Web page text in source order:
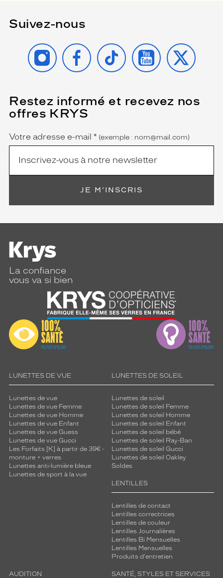
Suivez-nous
INSTAGRAMFACEBOOK
TIKTOK YOUTUBE
X
Restez informé et recevez nos
offres KRYS
Name
Votre adresse e-mail *
(Ce
champ
est
obligatoire)
(exemple : nom@mail.com)
JE M'INSCRIS
La confiance
vous va si bien
LUNETTES DE VUE
Lunettes de vue
Lunettes de vue Femme
Lunettes de vue Homme
Lunettes de vue Enfant
Lunettes de vue Guess
Lunettes de vue Gucci
Les Forfaits [K] à partir de 39€ -
monture + verres
Lunettes anti-lumière bleue
Lunettes de sport à la vue
LUNETTES DE SOLEIL
Lunettes de soleil
Lunettes de soleil Femme
Lunettes de soleil Homme
Lunettes de soleil Enfant
Lunettes de soleil bébé
Lunettes de soleil Ray-Ban
Lunettes de soleil Gucci
Lunettes de soleil Oakley
Soldes
LENTILLES
Lentilles de contact
Lentilles correctrices
Lentilles de couleur
Lentilles Journalières
Lentilles Bi Mensuelles
Lentilles Mensuelles
Produits d'entretien
AUDITION SANTÉ, STYLES ET SERVICES